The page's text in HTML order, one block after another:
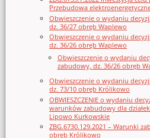
Przebudowa
Obwieszczenie o wydaniu
dz. 36/27 obręb Waplewo
Obwieszczenie o wydaniu
dz. 36/26 obręb Waplewo
Obwieszczenie o wydaniu
zabudowy, dz. 36/26 obręb
Obwieszczenie o wydaniu
dz. 73/10 obręb Królikowo
OBWIESZCZENIE o wydaniu
warunków zabudowy dla
Lipowo Kurkowskie
ZBG.6730.129.2021 – Warunki
obręb Królikowo